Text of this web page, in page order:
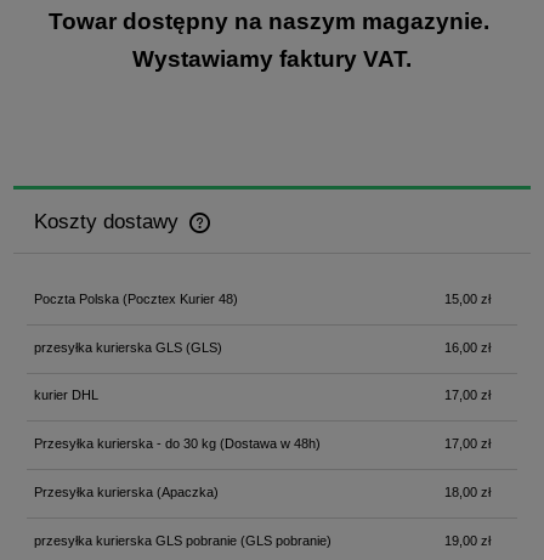
Towar dostępny na naszym magazynie.
Wystawiamy faktury VAT.
Koszty dostawy
Cena nie zawiera ewentualnych kosztów płatności
Poczta Polska(Pocztex Kurier 48) 15,00 zł
przesyłka kurierska GLS(GLS) 16,00 zł
kurier DHL 17,00 zł
Przesyłka kurierska - do 30 kg(Dostawa w 48h) 17,00 zł
Przesyłka kurierska (Apaczka) 18,00 zł
przesyłka kurierska GLS pobranie(GLS pobranie) 19,00 zł